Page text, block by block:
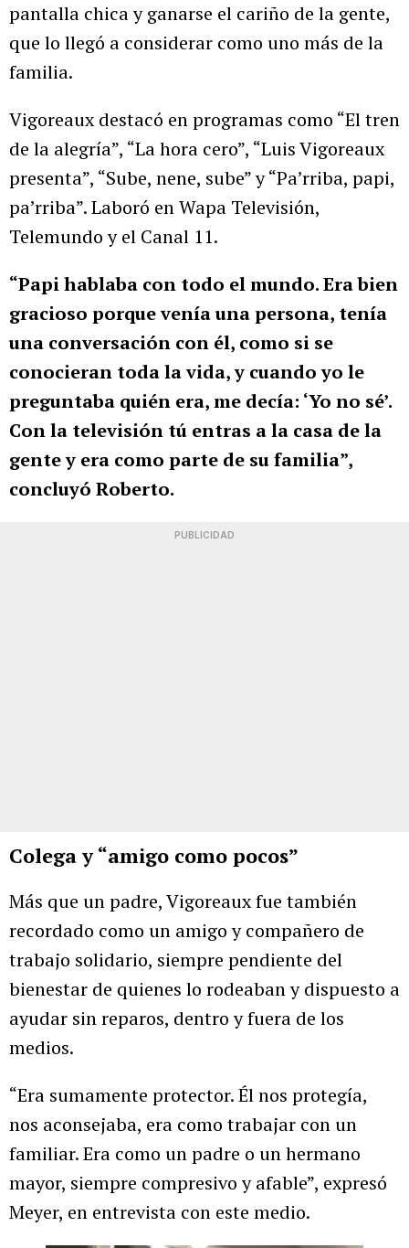
pantalla chica y ganarse el cariño de la gente,
que lo llegó a considerar como uno más de la
familia.
Vigoreaux destacó en programas como “El tren
de la alegría”, “La hora cero”, “Luis Vigoreaux
presenta”, “Sube, nene, sube” y “Pa’rriba, papi,
pa’rriba”. Laboró en Wapa Televisión,
Telemundo y el Canal 11.
“Papi hablaba con todo el mundo. Era bien
gracioso porque venía una persona, tenía
una conversación con él, como si se
conocieran toda la vida, y cuando yo le
preguntaba quién era, me decía: ‘Yo no sé’.
Con la televisión tú entras a la casa de la
gente y era como parte de su familia”,
concluyó Roberto.
PUBLICIDAD
Colega y “amigo como pocos”
Más que un padre, Vigoreaux fue también
recordado como un amigo y compañero de
trabajo solidario, siempre pendiente del
bienestar de quienes lo rodeaban y dispuesto a
ayudar sin reparos, dentro y fuera de los
medios.
“Era sumamente protector. Él nos protegía,
nos aconsejaba, era como trabajar con un
familiar. Era como un padre o un hermano
mayor, siempre compresivo y afable”, expresó
Meyer, en entrevista con este medio.